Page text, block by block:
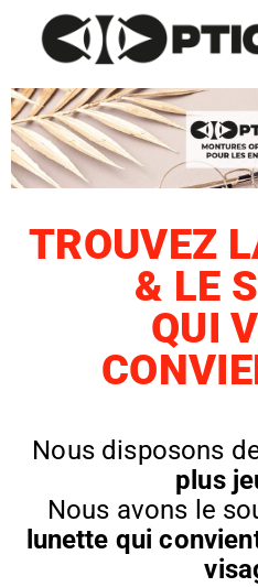
TROUVEZ
& LE
QUI
Nous disposons
plus
Nous avons le
lunette qui